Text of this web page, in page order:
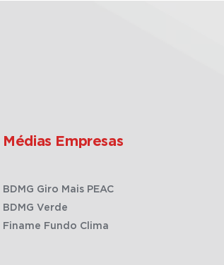
Médias Empresas
BDMG Giro Mais PEAC
BDMG Verde
Finame Fundo Clima